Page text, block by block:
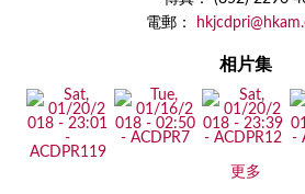
電郵：
相片集
更多